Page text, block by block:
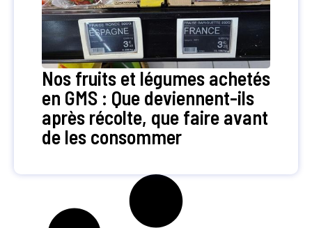
Nos fruits et légumes achetés
en GMS : Que deviennent-ils
après récolte, que faire avant
de les consommer